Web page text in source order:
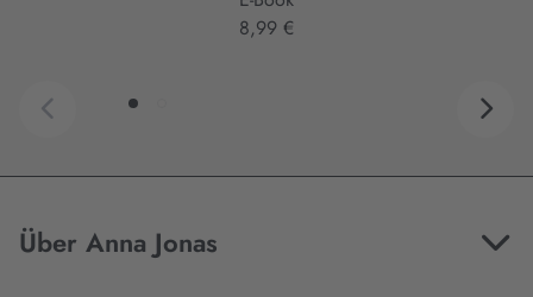
8,99 €
Über Anna Jonas